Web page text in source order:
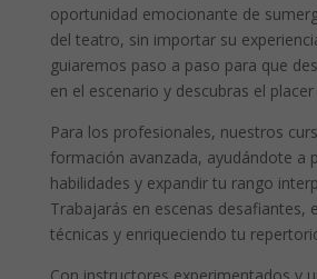
oportunidad emocionante de
del teatro, sin importar su
guiaremos paso a paso para que
en el escenario y descubras el
Para los profesionales, nuestros
formación avanzada, ayudándote a
habilidades y expandir tu rango
Trabajarás en escenas desafiantes,
técnicas y enriqueciendo tu